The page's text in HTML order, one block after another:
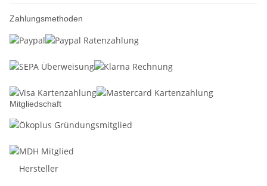
Zahlungsmethoden
Mitgliedschaft
Hersteller